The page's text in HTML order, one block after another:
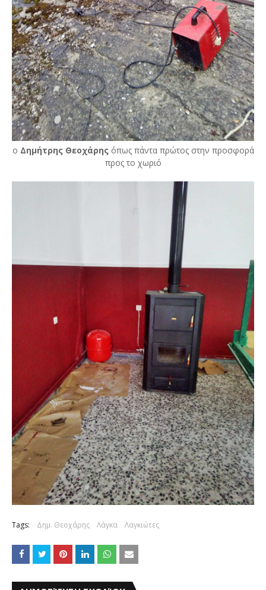
ο Δημήτρης Θεοχάρηςόπως πάντα πρώτος στην προσφορά
προς το χωριό
Tags: Δημ. Θεοχάρης Λάγκα Λαγκιώτες